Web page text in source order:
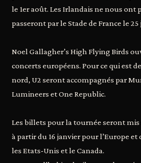
le 1er août. Les Irlandais ne nous ont
passeront par le Stade de France le
Noel Gallagher’s High Flying Birds
concerts européens. Pour ce qui est
nord, U2 seront accompagnés par
Lumineers et One Republic.
Les billets pour la tournée seront
à partir du 16 janvier pour l’Europe et
les Etats-Unis et le Canada.